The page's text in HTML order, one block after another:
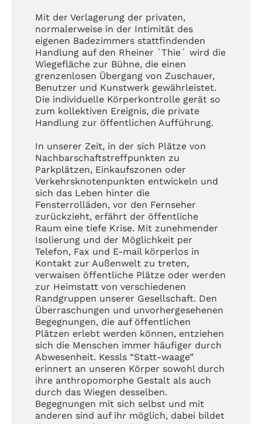
Mit der Verlagerung der privaten,
normalerweise in der Intimität des
eigenen Badezimmers stattfindenden
Handlung auf den Rheiner `Thie´ wird die
Wiegefläche zur Bühne, die einen
grenzenlosen Übergang von Zuschauer,
Benutzer und Kunstwerk gewährleistet.
Die individuelle Körperkontrolle gerät so
zum kollektiven Ereignis, die private
Handlung zur öffentlichen Aufführung.
In unserer Zeit, in der sich Plätze von
Nachbarschaftstreffpunkten zu
Parkplätzen, Einkaufszonen oder
Verkehrsknotenpunkten entwickeln und
sich das Leben hinter die
Fensterrolläden, vor den Fernseher
zurückzieht, erfährt der öffentliche
Raum eine tiefe Krise. Mit zunehmender
Isolierung und der Möglichkeit per
Telefon, Fax und E-mail körperlos in
Kontakt zur Außenwelt zu treten,
verwaisen öffentliche Plätze oder werden
zur Heimstatt von verschiedenen
Randgruppen unserer Gesellschaft. Den
Überraschungen und unvorhergesehenen
Begegnungen, die auf öffentlichen
Plätzen erlebt werden können, entziehen
sich die Menschen immer häufiger durch
Abwesenheit. Kessls “Statt-waage”
erinnert an unseren Körper sowohl durch
ihre anthropomorphe Gestalt als auch
durch das Wiegen desselben.
Begegnungen mit sich selbst und mit
anderen sind auf ihr möglich, dabei bildet